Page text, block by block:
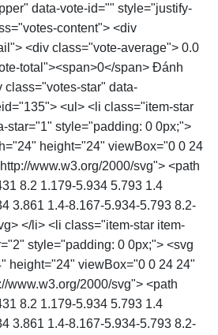
data-vote-id="" style="justify-
content"> <div
<div class="vote-average"> 0.0
total"><span>0</span> Đánh
class="votes-star" data-
<ul> <li class="item-star
star="1" style="padding: 0 0px;">
height="24" viewBox="0 0 24
www.w3.org/2000/svg"> <path
8.2 1.179-5.934 5.793 1.4
3.861 1.4-8.167-5.934-5.793 8.2-
</li> <li class="item-star item-
style="padding: 0 0px;"> <svg
height="24" viewBox="0 0 24 24"
www.w3.org/2000/svg"> <path
8.2 1.179-5.934 5.793 1.4
3.861 1.4-8.167-5.934-5.793 8.2-